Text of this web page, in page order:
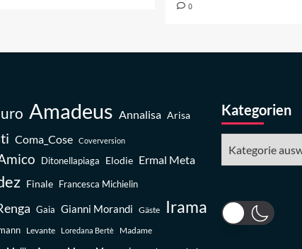
0
Amadeus Annalisa Arisa
Coma_Cose Coverversion
Ditonellapiaga Elodie Ermal Meta
Finale Francesca Michielin
Gaia Gianni Morandi Gäste Irama
Levante Loredana Bertè Madame
Kategorien